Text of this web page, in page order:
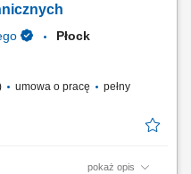
osób obsługujących i
Płock
umowa o pracę
pełny
pokaż opis